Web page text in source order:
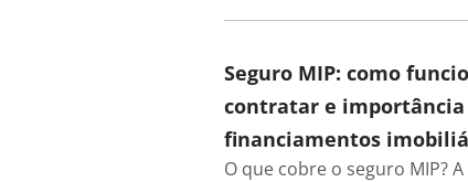
Seguro MIP: como
contratar e importância
financiamentos
O que cobre o seguro MIP?